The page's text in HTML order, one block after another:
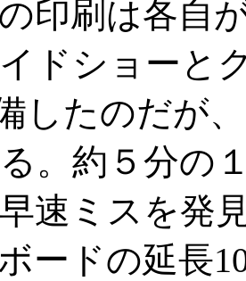
印刷は各自
ドショーと
したのだが
。約５分の
速ミスを発
ードの延長